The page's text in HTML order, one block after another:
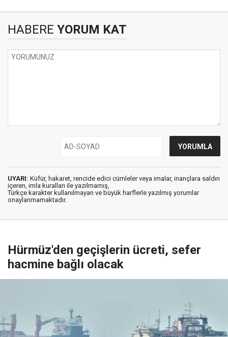
HABERE YORUM KAT
UYARI: Küfür, hakaret, rencide edici cümleler veya imalar, inançlara saldırı
içeren, imla kuralları ile yazılmamış,
Türkçe karakter kullanılmayan ve büyük harflerle yazılmış yorumlar
onaylanmamaktadır.
Hürmüz'den geçişlerin ücreti, sefer
hacmine bağlı olacak